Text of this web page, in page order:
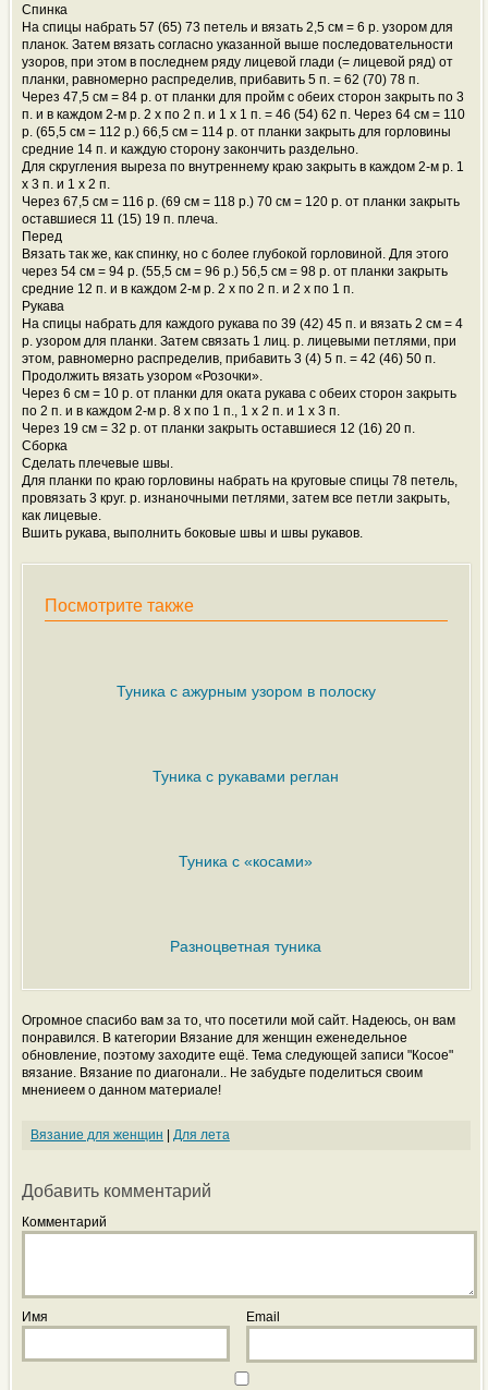
Спинка
На спицы набрать 57 (65) 73 петель и вязать 2,5 см = 6 р. узором для
планок. Затем вязать согласно указанной выше последовательности
узоров, при этом в последнем ряду лицевой глади (= лицевой ряд) от
планки, равномерно распределив, прибавить 5 п. = 62 (70) 78 п.
Через 47,5 см = 84 р. от планки для пройм с обеих сторон закрыть по 3
п. и в каждом 2-м р. 2 x по 2 п. и 1 x 1 п. = 46 (54) 62 п. Через 64 см = 110
р. (65,5 см = 112 р.) 66,5 см = 114 р. от планки закрыть для горловины
средние 14 п. и каждую сторону закончить раздельно.
Для скругления выреза по внутреннему краю закрыть в каждом 2-м р. 1
x 3 п. и 1 x 2 п.
Через 67,5 см = 116 р. (69 см = 118 р.) 70 см = 120 р. от планки закрыть
оставшиеся 11 (15) 19 п. плеча.
Перед
Вязать так же, как спинку, но с более глубокой горловиной. Для этого
через 54 см = 94 р. (55,5 см = 96 р.) 56,5 см = 98 р. от планки закрыть
средние 12 п. и в каждом 2-м р. 2 x по 2 п. и 2 x по 1 п.
Рукава
На спицы набрать для каждого рукава по 39 (42) 45 п. и вязать 2 см = 4
р. узором для планки. Затем связать 1 лиц. р. лицевыми петлями, при
этом, равномерно распределив, прибавить 3 (4) 5 п. = 42 (46) 50 п.
Продолжить вязать узором «Розочки».
Через 6 см = 10 р. от планки для оката рукава с обеих сторон закрыть
по 2 п. и в каждом 2-м р. 8 x по 1 п., 1 x 2 п. и 1 x 3 п.
Через 19 см = 32 р. от планки закрыть оставшиеся 12 (16) 20 п.
Сборка
Сделать плечевые швы.
Для планки по краю горловины набрать на круговые спицы 78 петель,
провязать 3 круг. р. изнаночными петлями, затем все петли закрыть,
как лицевые.
Вшить рукава, выполнить боковые швы и швы рукавов.
Посмотрите также
Туника с ажурным узором в полоску
Туника с рукавами реглан
Туника с «косами»
Разноцветная туника
Огромное спасибо вам за то, что посетили мой сайт. Надеюсь, он вам
понравился. В категории Вязание для женщин еженедельное
обновление, поэтому заходите ещё. Тема следующей записи "Косое"
вязание. Вязание по диагонали.. Не забудьте поделиться своим
мнениеем о данном материале!
Вязание для женщин | Для лета
Добавить комментарий
Комментарий
Имя Email